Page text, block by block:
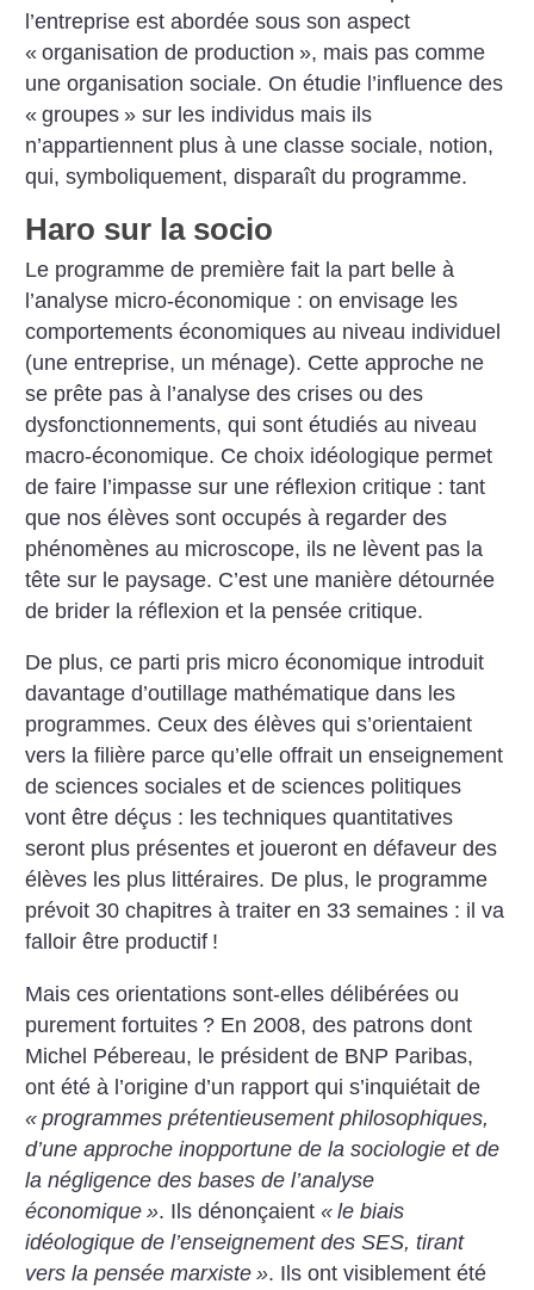
l’entreprise est abordée sous son aspect
« organisation de production », mais pas comme
une organisation sociale. On étudie l’influence des
« groupes » sur les individus mais ils
n’appartiennent plus à une classe sociale, notion,
qui, symboliquement, disparaît du programme.
Haro sur la socio
Le programme de première fait la part belle à
l’analyse micro-économique : on envisage les
comportements économiques au niveau individuel
(une entreprise, un ménage). Cette approche ne
se prête pas à l’analyse des crises ou des
dysfonctionnements, qui sont étudiés au niveau
macro-économique. Ce choix idéologique permet
de faire l’impasse sur une réflexion critique : tant
que nos élèves sont occupés à regarder des
phénomènes au microscope, ils ne lèvent pas la
tête sur le paysage. C’est une manière détournée
de brider la réflexion et la pensée critique.
De plus, ce parti pris micro économique introduit
davantage d’outillage mathématique dans les
programmes. Ceux des élèves qui s’orientaient
vers la filière parce qu’elle offrait un enseignement
de sciences sociales et de sciences politiques
vont être déçus : les techniques quantitatives
seront plus présentes et joueront en défaveur des
élèves les plus littéraires. De plus, le programme
prévoit 30 chapitres à traiter en 33 semaines : il va
falloir être productif !
Mais ces orientations sont-elles délibérées ou
purement fortuites ? En 2008, des patrons dont
Michel Pébereau, le président de BNP Paribas,
ont été à l’origine d’un rapport qui s’inquiétait de
« programmes prétentieusement philosophiques,
d’une approche inopportune de la sociologie et de
la négligence des bases de l’analyse
économique ». Ils dénonçaient« le biais
idéologique de l’enseignement des SES, tirant
vers la pensée marxiste ». Ils ont visiblement été